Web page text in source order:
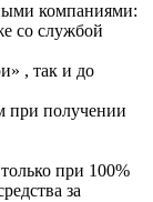
компаниями:
со службой
, так и до
при получении
при 100%
за